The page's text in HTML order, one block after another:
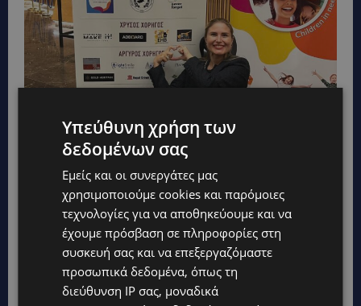
Η Tati Nikolaevna Stupak
Υπεύθυνη χρήση των
δεδομένων σας
Εμείς και οι συνεργάτες μας
χρησιμοποιούμε cookies και παρόμοιες
τεχνολογίες για να αποθηκεύουμε και να
έχουμε πρόσβαση σε πληροφορίες στη
συσκευή σας και να επεξεργαζόμαστε
προσωπικά δεδομένα, όπως τη
διεύθυνση IP σας, μοναδικά